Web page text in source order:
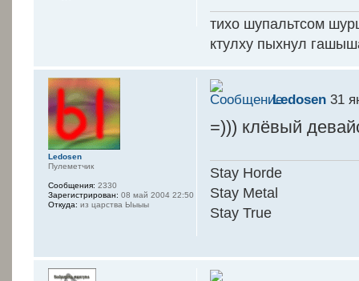
тихо шупальтсом
ктулху пыхнул
Ledosen 31
=))) клёвый
Stay Horde
Stay Metal
Stay True
Ledosen
Пулеметчик
Сообщения: 2330
Зарегистрирован: 08 май 2004 22:50
Откуда: из царства Ыыыы